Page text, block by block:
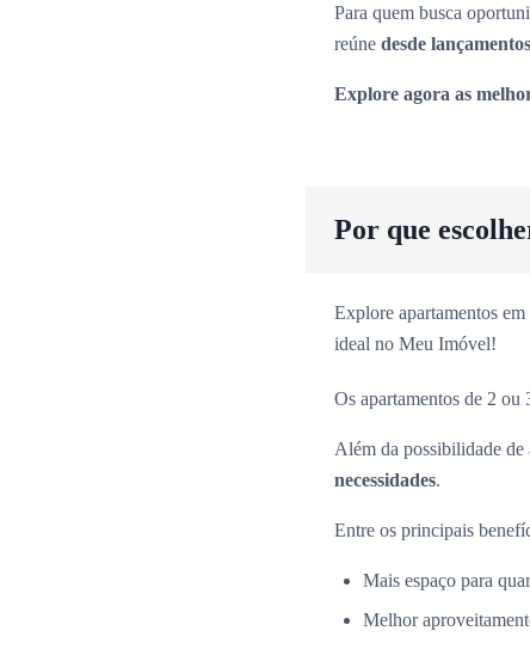
Para quem busca
reúne desde
Explore agora as
Por que
Explore apartamentos
ideal no Meu Imóvel!
Os apartamentos de 2 ou
Além da possibilidade
necessidades.
Entre os principais
Mais espaço para
Melhor